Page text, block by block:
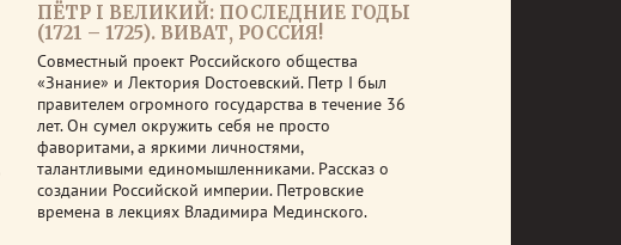
ПЁТР I ВЕЛИКИЙ: ПОСЛЕДНИЕ ГОДЫ
(1721 – 1725). ВИВАТ, РОССИЯ!
Совместный проект Российского общества
«Знание» и Лектория Dостоевский. Петр I был
правителем огромного государства в течение 36
лет. Он сумел окружить себя не просто
фаворитами, а яркими личностями,
талантливыми единомышленниками. Рассказ о
создании Российской империи. Петровские
времена в лекциях Владимира Мединского.